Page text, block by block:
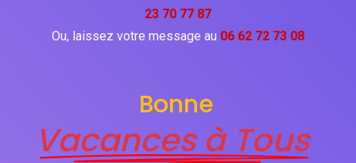
23 70 77 87
Ou, laissez votre message au 06 62 72 73 08
Bonne
Vacances à Tous